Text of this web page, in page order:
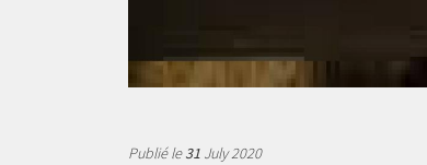
Publié le31 July 2020